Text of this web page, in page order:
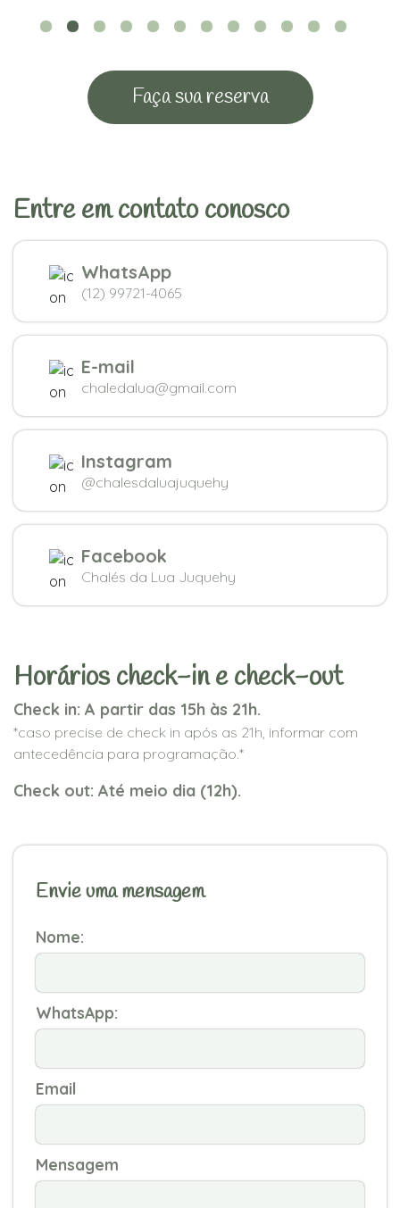
Faça sua reserva
Entre em contato conosco
WhatsApp
(12) 99721-4065
E-mail
chaledalua@gmail.com
Instagram
@chalesdaluajuquehy
Facebook
Chalés da Lua Juquehy
Horários check-in e check-out
Check in: A partir das 15h às 21h.
*caso precise de check in após as 21h, informar com
antecedência para programação.*
Check out: Até meio dia (12h).
Envie uma mensagem
Nome:
WhatsApp:
Email
Mensagem